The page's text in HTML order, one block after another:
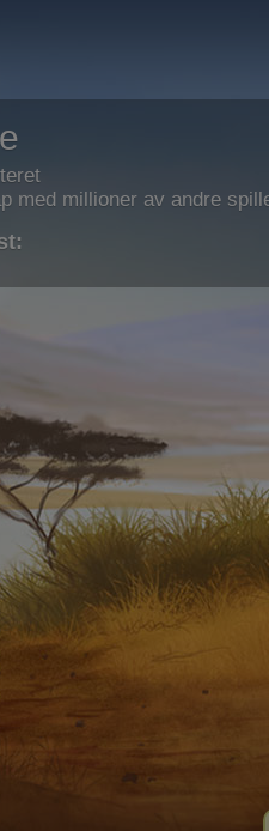
med millioner av andre